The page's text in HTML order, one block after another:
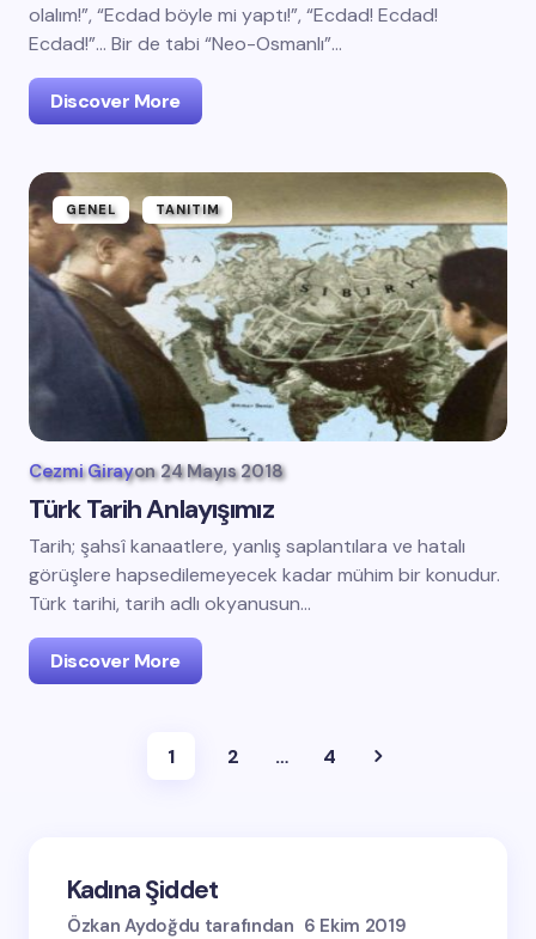
olalım!”, “Ecdad böyle mi yaptı!”, “Ecdad! Ecdad!
Ecdad!”… Bir de tabi “Neo-Osmanlı”…
Discover More
GENEL TANITIM
Cezmi Girayon 24 Mayıs 2018
Türk Tarih Anlayışımız
Tarih; şahsî kanaatlere, yanlış saplantılara ve hatalı
görüşlere hapsedilemeyecek kadar mühim bir konudur.
Türk tarihi, tarih adlı okyanusun…
Discover More
1 2 … 4
Kadına Şiddet
Özkan Aydoğdu tarafından 6 Ekim 2019